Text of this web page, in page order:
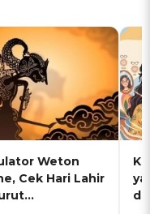
Weton
Cek Hari Lahir